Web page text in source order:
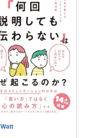
Watt